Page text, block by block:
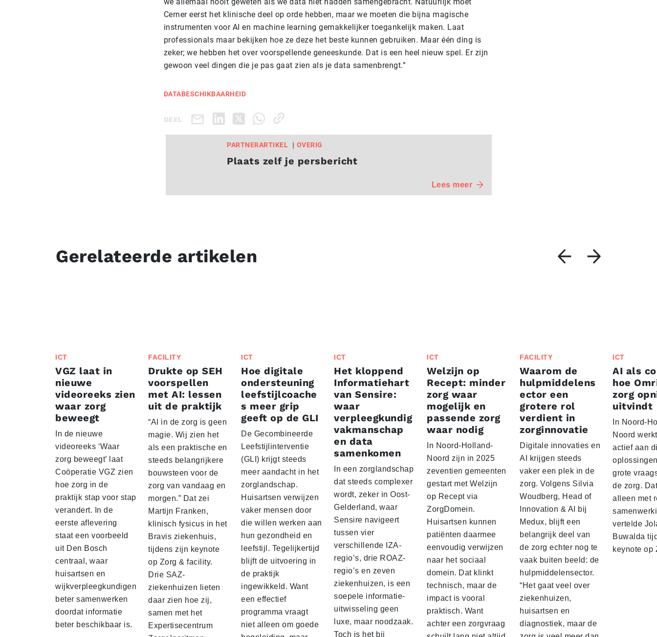
Cerner eerst het klinische deel op orde hebben, maar we moeten die bijna magische
instrumenten voor AI en machine learning gemakkelijker toegankelijk maken. Laat
professionals maar bekijken hoe ze deze het beste kunnen gebruiken. Maar één ding is
zeker; we hebben het over voorspellende geneeskunde. Dat is een heel nieuw spel. Er zijn
gewoon veel dingen die je pas gaat zien als je data samenbrengt.”
DATABESCHIKBAARHEID
DEEL
PARTNERARTIKEL OVERIG
Plaats zelf je persbericht
Lees meer
Gerelateerde artikelen
ICT
VGZ laat in
nieuwe
videoreeks zien
waar zorg
beweegt
In de nieuwe
videoreeks ‘Waar
zorg beweegt’ laat
Coöperatie VGZ zien
hoe zorg in de
praktijk stap voor stap
verandert. In de
eerste aflevering
staat een voorbeeld
uit Den Bosch
centraal, waar
huisartsen en
wijkverpleegkundigen
beter samenwerken
doordat informatie
beter beschikbaar is.
FACILITY
Drukte op SEH
voorspellen
met AI: lessen
uit de praktijk
“AI in de zorg is geen
magie. Wij zien het
als een praktische en
steeds belangrijkere
bouwsteen voor de
zorg van vandaag en
morgen.” Dat zei
Martijn Franken,
klinisch fysicus in het
Bravis ziekenhuis,
tijdens zijn keynote
op Zorg & facility.
Drie SAZ-
ziekenhuizen lieten
daar zien hoe zij,
samen met het
Expertisecentrum
ICT
Hoe digitale
ondersteuning
leefstijlcoache
s meer grip
geeft op de GLI
De Gecombineerde
Leefstijlinterventie
(GLI) krijgt steeds
meer aandacht in het
zorglandschap.
Huisartsen verwijzen
vaker mensen door
die willen werken aan
hun gezondheid en
leefstijl. Tegelijkertijd
blijft de uitvoering in
de praktijk
ingewikkeld. Want
een effectief
programma vraagt
niet alleen om goede
ICT
Het kloppend
Informatiehart
van Sensire:
waar
verpleegkundig
vakmanschap
en data
samenkomen
In een zorglandschap
dat steeds complexer
wordt, zeker in Oost-
Gelderland, waar
Sensire navigeert
tussen vier
verschillende IZA-
regio’s, drie ROAZ-
regio’s en zeven
ziekenhuizen, is een
soepele informatie-
uitwisseling geen
luxe, maar noodzaak.
Toch is het bij
ICT
Welzijn op
Recept: minder
zorg waar
mogelijk en
passende zorg
waar nodig
In Noord-Holland-
Noord zijn in 2025
zeventien gemeenten
gestart met Welzijn
op Recept via
ZorgDomein.
Huisartsen kunnen
patiënten daarmee
eenvoudig verwijzen
naar het sociaal
domein. Dat klinkt
technisch, maar de
impact is vooral
praktisch. Want
achter een zorgvraag
FACILITY
Waarom de
hulpmiddelens
ector een
grotere rol
verdient in
zorginnovatie
Digitale innovaties en
AI krijgen steeds
vaker een plek in de
zorg. Volgens Silvia
Woudberg, Head of
Innovation & AI bij
Medux, blijft een
belangrijk deel van
de zorg echter nog te
vaak buiten beeld: de
hulpmiddelensector.
“Het gaat veel over
ziekenhuizen,
huisartsen en
diagnostiek, maar de
ICT
AI als
hoe
zorg
uitvindt
In Noord-
Noord
actief aan
grote
de zorg.
alleen met
vertelde
Buwalda
keynote op